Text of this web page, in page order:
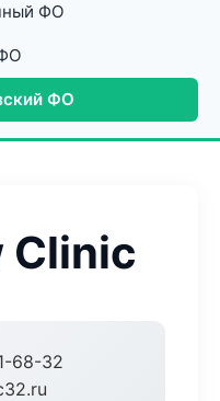
ФО
ФО
68-32